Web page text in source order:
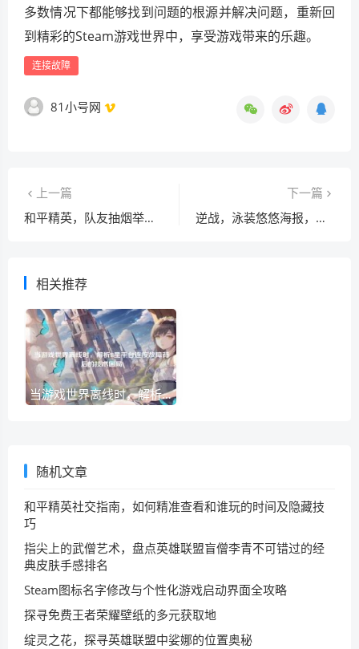
多数情况下都能够找到问题的根源并解决问题，重新回
到精彩的Steam游戏世界中，享受游戏带来的乐趣。
连接故障
81小号网
上一篇
和平精英，队友抽烟举报全攻略，净化游戏环境
下一篇
逆战，泳装悠悠海报，魅力与热血的视觉盛宴
相关推荐
当游戏世界离线时，解析R星平台连接故障背后的技术困局
随机文章
和平精英社交指南，如何精准查看和谁玩的时间及隐藏技
巧
指尖上的武僧艺术，盘点英雄联盟盲僧李青不可错过的经
典皮肤手感排名
Steam图标名字修改与个性化游戏启动界面全攻略
探寻免费王者荣耀壁纸的多元获取地
绽灵之花，探寻英雄联盟中娑娜的位置奥秘